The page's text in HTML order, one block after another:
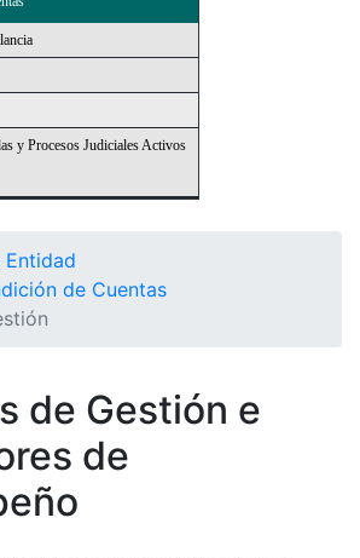
y Procesos Judiciales Activos
Entidad
de Cuentas
de Gestión e
de